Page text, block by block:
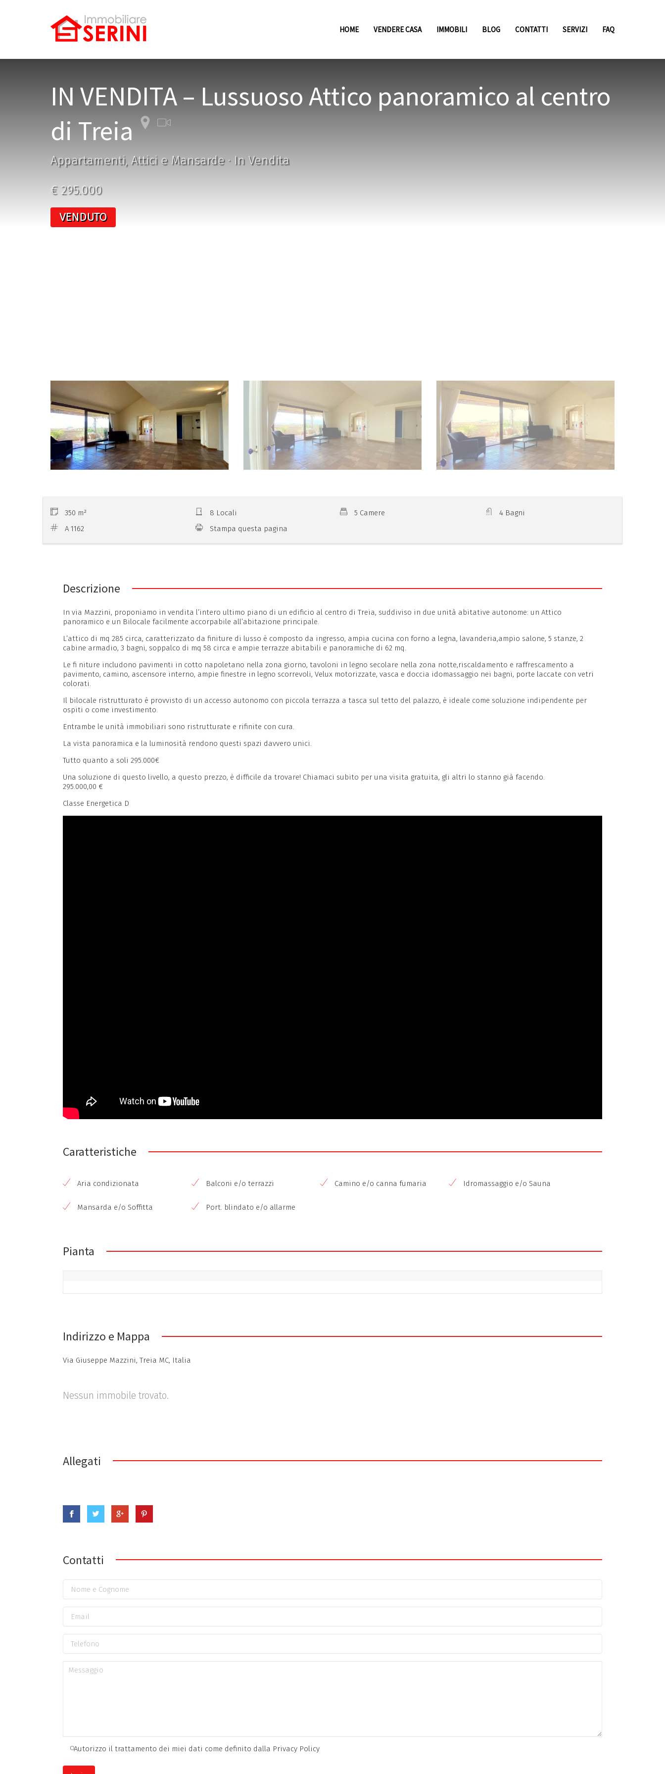
HOME VENDERE CASA IMMOBILI BLOG CONTATTI SERVIZI FAQ
IN VENDITA – Lussuoso Attico panoramico al centro
di Treia
Appartamenti, Attici e Mansarde · In Vendita
€ 295.000
VENDUTO
350 m² 8 Locali 5 Camere
4 Bagni
A 1162
Stampa questa pagina
Descrizione
In via Mazzini, proponiamo in vendita l’intero ultimo piano di un edificio al centro di Treia, suddiviso in due unità abitative autonome: un Attico
panoramico e un Bilocale facilmente accorpabile all’abitazione principale.
L’attico di mq 285 circa, caratterizzato da finiture di lusso è composto da ingresso, ampia cucina con forno a legna, lavanderia,ampio salone, 5 stanze, 2
cabine armadio, 3 bagni, soppalco di mq 58 circa e ampie terrazze abitabili e panoramiche di 62 mq.
Le fi niture includono pavimenti in cotto napoletano nella zona giorno, tavoloni in legno secolare nella zona notte,riscaldamento e raffrescamento a
pavimento, camino, ascensore interno, ampie finestre in legno scorrevoli, Velux motorizzate, vasca e doccia idomassaggio nei bagni, porte laccate con vetri
colorati.
Il bilocale ristrutturato è provvisto di un accesso autonomo con piccola terrazza a tasca sul tetto del palazzo, è ideale come soluzione indipendente per
ospiti o come investimento.
Entrambe le unità immobiliari sono ristrutturate e rifinite con cura.
La vista panoramica e la luminosità rendono questi spazi davvero unici.
Tutto quanto a soli 295.000€
Una soluzione di questo livello, a questo prezzo, è difficile da trovare! Chiamaci subito per una visita gratuita, gli altri lo stanno già facendo.
295.000,00 €
Classe Energetica D
Caratteristiche
Aria condizionata Balconi e/o terrazzi Camino e/o canna fumaria Idromassaggio e/o Sauna
Mansarda e/o Soffitta Port. blindato e/o allarme
Pianta
Indirizzo e Mappa
Via Giuseppe Mazzini, Treia MC, Italia
Nessun immobile trovato.
Allegati
Contatti
Autorizzo il trattamento dei miei dati come definito dalla Privacy Policy